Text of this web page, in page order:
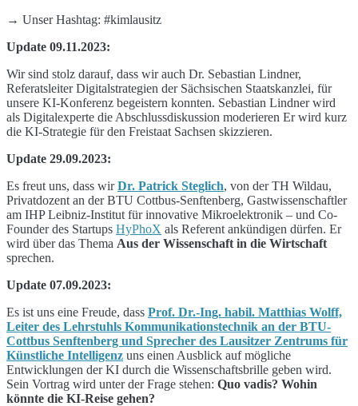
→ Unser Hashtag: #kimlausitz
Update 09.11.2023:
Wir sind stolz darauf, dass wir auch Dr. Sebastian Lindner,
Referatsleiter Digitalstrategien der Sächsischen Staatskanzlei, für
unsere KI-Konferenz begeistern konnten. Sebastian Lindner wird
als Digitalexperte die Abschlussdiskussion moderieren Er wird kurz
die KI-Strategie für den Freistaat Sachsen skizzieren.
Update 29.09.2023:
Es freut uns, dass wirDr. Patrick Steglich, von der TH Wildau,
Privatdozent an der BTU Cottbus-Senftenberg, Gastwissenschaftler
am IHP Leibniz-Institut für innovative Mikroelektronik – und Co-
Founder des Startups HyPhoX als Referent ankündigen dürfen. Er
wird über das Thema Aus der Wissenschaft in die Wirtschaft
sprechen.
Update 07.09.2023:
Es ist uns eine Freude, dass Prof. Dr.-Ing. habil. Matthias Wolff,
Leiter des Lehrstuhls Kommunikationstechnik an der BTU-
Cottbus Senftenberg und Sprecher des Lausitzer Zentrums für
Künstliche Intelligenz uns einen Ausblick auf mögliche
Entwicklungen der KI durch die Wissenschaftsbrille geben wird.
Sein Vortrag wird unter der Frage stehen: Quo vadis? Wohin
könnte die KI-Reise gehen?